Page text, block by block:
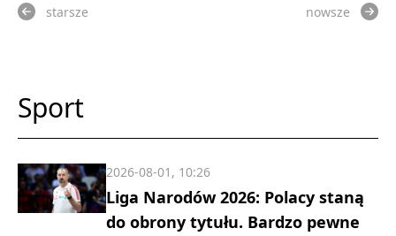
starsze nowsze
Sport
Liga Narodów 2026: Polacy staną
do obrony tytułu. Bardzo pewne
2026-08-01, 10:26